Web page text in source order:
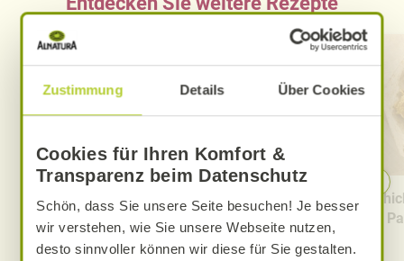
Zustimmung Details Über Cookies
Cookies für Ihren Komfort &
Transparenz beim Datenschutz
Schön, dass Sie unsere Seite besuchen! Je besser
wir verstehen, wie Sie unsere Webseite nutzen,
desto sinnvoller können wir diese für Sie gestalten.
Gebratener Reis mit Kimchi